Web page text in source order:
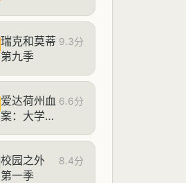
瑞克和莫蒂
第九季
9.3分
爱达荷州血
案：大学梦
6.6分
校园之外
第一季
8.4分